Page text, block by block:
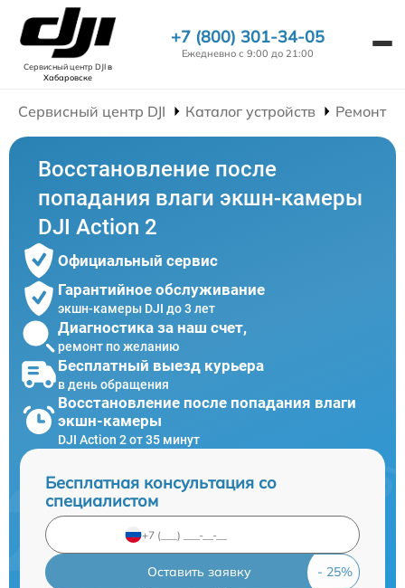
Сервисный центр DJIв
Хабаровске
+7 (800) 301-34-05
Ежедневно с 9:00 до 21:00
Сервисный центр DJI Каталог устройств Ремонт
Восстановление после
попадания влаги экшн-камеры
DJI Action 2
Официальный сервис
Гарантийное обслуживание
экшн-камеры DJI до 3 лет
Диагностика за наш счет,
ремонт по желанию
Бесплатный выезд курьера
в день обращения
Восстановление после попадания влаги
экшн-камеры
DJI Action 2 от 35 минут
Бесплатная консультация со
специалистом
Оставить заявку